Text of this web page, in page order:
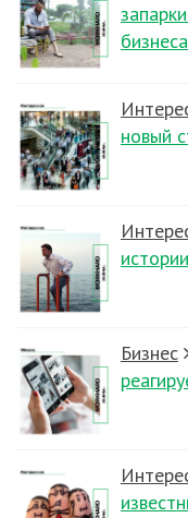
бизнеса
новый
Бизнес